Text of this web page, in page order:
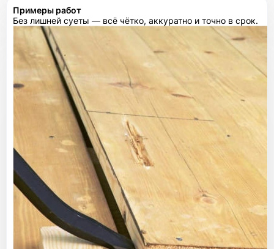
Примеры работ
Без лишней суеты — всё чётко, аккуратно и точно в срок.